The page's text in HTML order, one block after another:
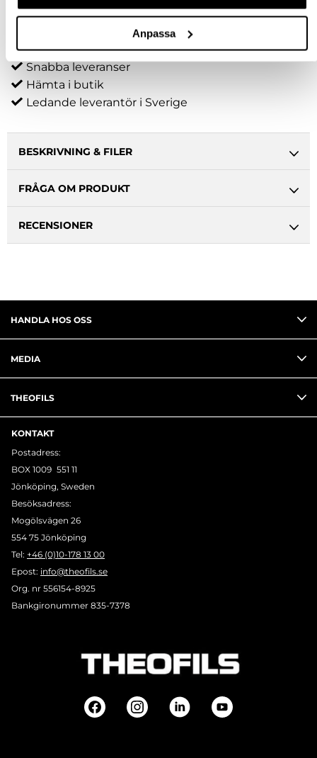
Anpassa
VÄLJ VARIANT
Snabba leveranser
Hämta i butik
Ledande leverantör i Sverige
BESKRIVNING & FILER
FRÅGA OM PRODUKT
RECENSIONER
HANDLA HOS OSS
MEDIA
THEOFILS
KONTAKT
Postadress:
BOX 1009 551 11
Jönköping, Sweden
Besöksadress:
Mogölsvägen 26
554 75 Jönköping
Tel: +46 (0)10-178 13 00
Epost: info@theofils.se
Org. nr 556154-8925
Bankgironummer 835-7378